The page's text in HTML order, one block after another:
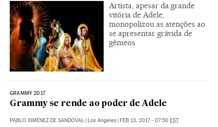
Artista, apesar da grande
vitória de Adele,
monopolizou as atenções ao
se apresentar grávida de
gêmeos
GRAMMY 2017
Grammy se rende ao poder de Adele
PABLO XIMÉNEZ DE SANDOVAL | Los Angeles | FEB 13, 2017 - 07:50 EST